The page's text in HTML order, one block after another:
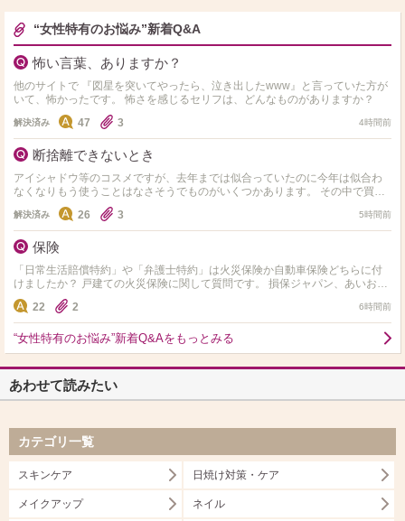
“女性特有のお悩み”新着Q&A
怖い言葉、ありますか？
他のサイトで 『図星を突いてやったら、泣き出したwww』と言っていた方が
いて、怖かったです。 怖さを感じるセリフは、どんなものがありますか？
解決済み 47 3 4時間前
断捨離できないとき
アイシャドウ等のコスメですが、去年までは似合っていたのに今年は似合わ
なくなりもう使うことはなさそうでものがいくつかあります。 その中で買う
のが大変だったものや凄く気に入っていたものはどうしても断…
解決済み 26 3 5時間前
保険
「日常生活賠償特約」や「弁護士特約」は火災保険か自動車保険どちらに付
けましたか？ 戸建ての火災保険に関して質問です。 損保ジャパン、あいお
い、三井住友ならどこがいいと思いますか？
22 2 6時間前
“女性特有のお悩み”新着Q&Aをもっとみる
あわせて読みたい
カテゴリ一覧
スキンケア 日焼け対策・ケア
メイクアップ ネイル